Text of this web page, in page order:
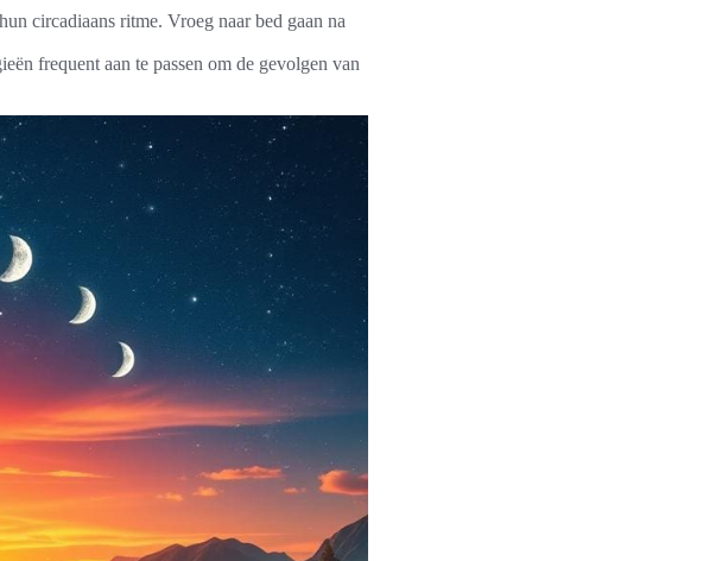
circadiaans ritme. Vroeg naar bed gaan na
frequent aan te passen om de gevolgen van